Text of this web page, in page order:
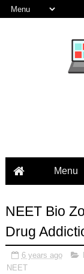
NEET Bio
Drug
6 years ago
NEET